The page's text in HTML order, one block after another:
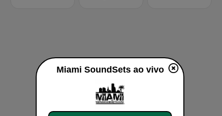
Miami SoundSets ao vivo